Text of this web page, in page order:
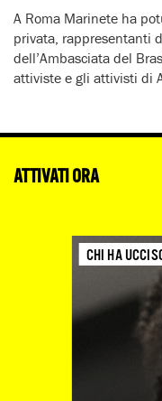
A Roma Marinete ha
privata, rappresentanti
dell’Ambasciata del
attiviste e gli attivisti di
ATTIVATI ORA
CHI HA